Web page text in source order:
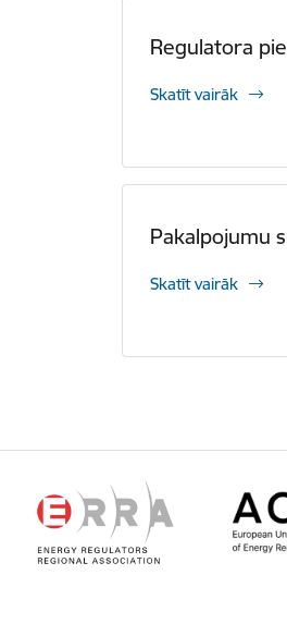
Regulatora
Skatīt vairāk
Pakalpojumu
Skatīt vairāk